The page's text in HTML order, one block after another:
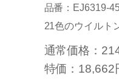
品番：EJ6319-
21色のウイルト
通常価格：
特価：18,662